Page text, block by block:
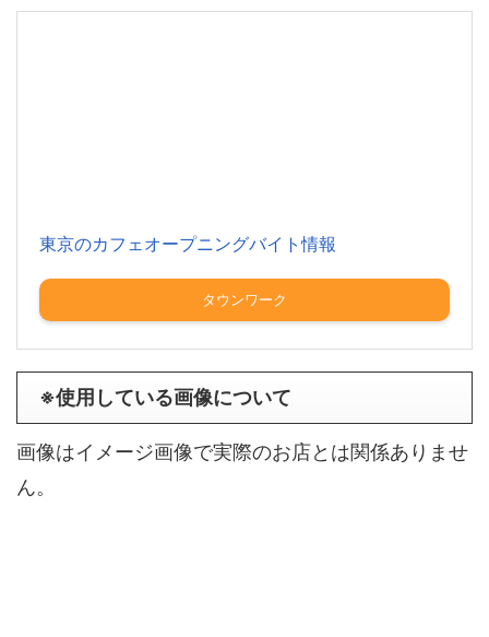
東京のカフェオープニングバイト情報
タウンワーク
※使用している画像について
画像はイメージ画像で実際のお店とは関係ありませ
ん。